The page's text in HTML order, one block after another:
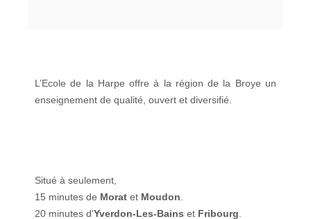
L’Ecole de la Harpe offre à la région de la Broye un
enseignement de qualité, ouvert et diversifié.
Situé à seulement,
15 minutes de Morat et Moudon
20 minutes d'Yverdon-Les-Bains et Fribourg